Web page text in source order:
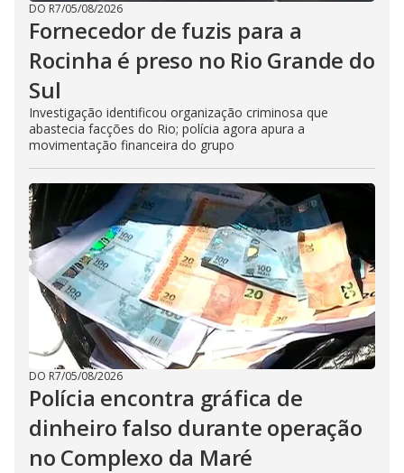
DO R7/05/08/2026
Fornecedor de fuzis para a
Rocinha é preso no Rio Grande do
Sul
Investigação identificou organização criminosa que
abastecia facções do Rio; polícia agora apura a
movimentação financeira do grupo
DO R7/05/08/2026
Polícia encontra gráfica de
dinheiro falso durante operação
no Complexo da Maré